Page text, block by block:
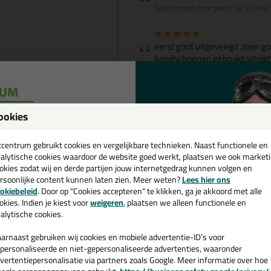
eerst goot uitgeveegd ,toen
handschoenen gebruikt
Geschreven door rick op 14 juni
Het is een mooi product, zelf
dit behoeft wel iets meer
Gietgoot doet wat het
vloeit lekker uit. Wel
Bescherm jezelf goed, met
kankerverwekkend (staat op
schoonmaken: eerst grove
bijvoorbeeld Amonniac/St
product: aanrader!
Geschreven door Freek op 5 mei
gebruikt cookies en vergelijkbare technieken. Naast functionele en
cookies waardoor de website goed werkt, plaatsen we ook
zodat wij en derde partijen jouw internetgedrag kunnen volgen en
content kunnen laten zien. Meer weten?Lees hier ons
. Door op "Cookies accepteren" te klikken, ga je akkoord met alle
Indien je kiest voorweigeren, plaatsen we alleen functionele en
cookies.
gebruiken wij cookies en mobiele advertentie-ID’s voor
en niet-gepersonaliseerde advertenties, waaronder
via partners zoals Google. Meer informatie over hoe
💚
en ontvang een
€35,-bij je eerste bestelling!